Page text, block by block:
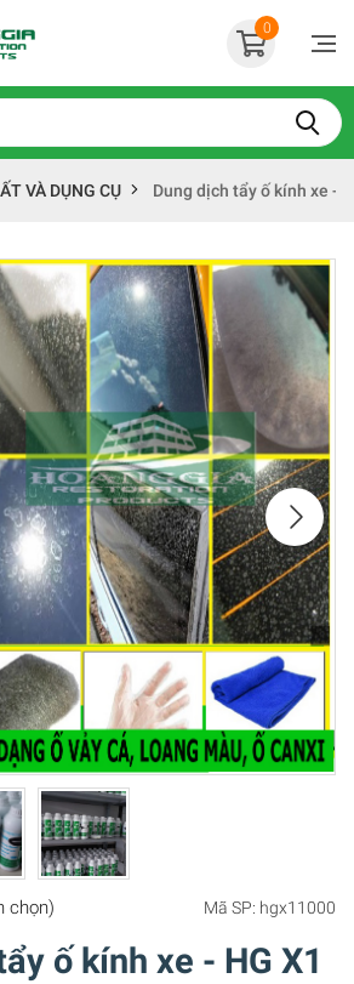
0
VÀ DỤNG CỤ Dung dịch tẩy ố kính xe -
chọn) Mã SP: hgx11000
ố kính xe - HG X1